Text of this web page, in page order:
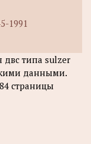
1991
двс типа sulzer
данными.
страницы